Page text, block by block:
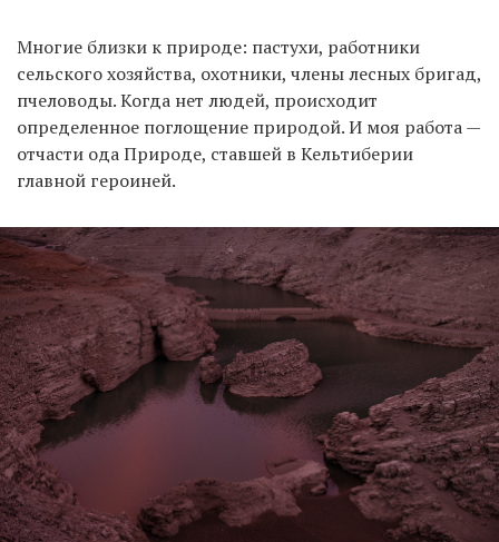
Многие близки к природе: пастухи, работники
сельского хозяйства, охотники, члены лесных бригад,
пчеловоды. Когда нет людей, происходит
определенное поглощение природой. И моя работа —
отчасти ода Природе, ставшей в Кельтиберии
главной героиней.